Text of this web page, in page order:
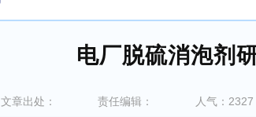
电厂脱硫消泡剂
文章出处： 责任编辑： 人气：2327